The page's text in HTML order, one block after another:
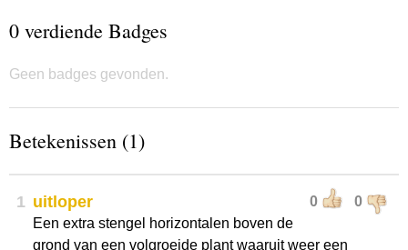
0 verdiende Badges
Geen badges gevonden.
Betekenissen (1)
1 0 0
uitloper
Een extra stengel horizontalen boven de
grond van een volgroeide plant waaruit weer een